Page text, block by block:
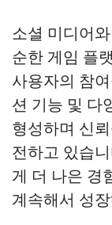
소셜 미디어
순한 게임 플
사용자의 참
션 기능 및 다
형성하며 신
전하고 있습
게 더 나은 경
계속해서 성